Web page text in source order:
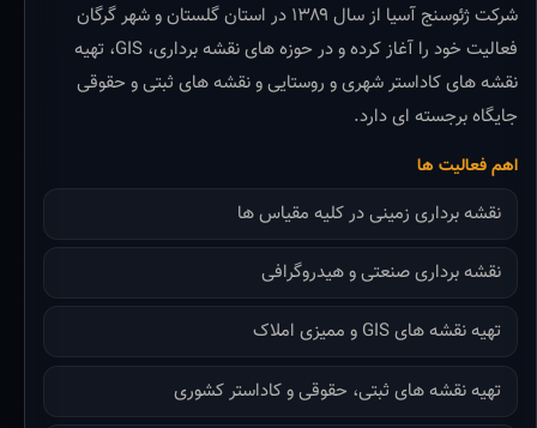
شرکت ژئوسنج آسیا از سال ۱۳۸۹ در استان گلستان و شهر گرگان
فعالیت خود را آغاز کرده و در حوزه های نقشه برداری، GIS، تهیه
نقشه های کاداستر شهری و روستایی و نقشه های ثبتی و حقوقی
جایگاه برجسته ای دارد.
اهم فعالیت ها
نقشه برداری زمینی در کلیه مقیاس ها
نقشه برداری صنعتی و هیدروگرافی
تهیه نقشه های GIS و ممیزی املاک
تهیه نقشه های ثبتی، حقوقی و کاداستر کشوری